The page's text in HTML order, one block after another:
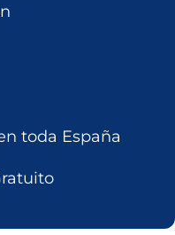
toda España